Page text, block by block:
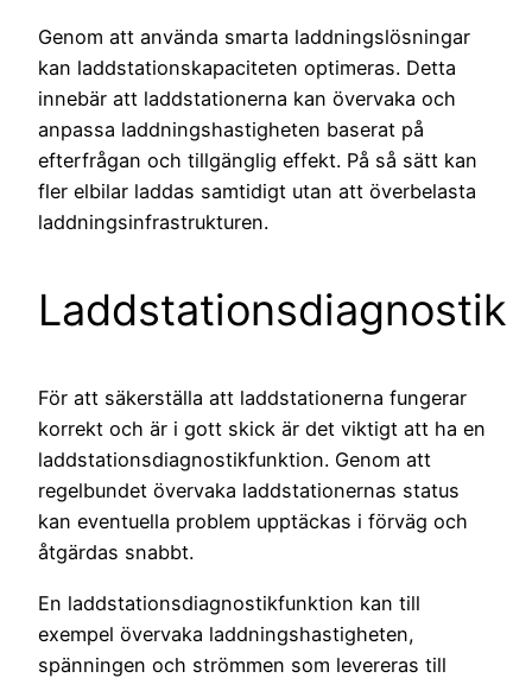
Genom att använda smarta laddningslösningar
kan laddstationskapaciteten optimeras. Detta
innebär att laddstationerna kan övervaka och
anpassa laddningshastigheten baserat på
efterfrågan och tillgänglig effekt. På så sätt kan
fler elbilar laddas samtidigt utan att överbelasta
laddningsinfrastrukturen.
Laddstationsdiagnostik
För att säkerställa att laddstationerna fungerar
korrekt och är i gott skick är det viktigt att ha en
laddstationsdiagnostikfunktion. Genom att
regelbundet övervaka laddstationernas status
kan eventuella problem upptäckas i förväg och
åtgärdas snabbt.
En laddstationsdiagnostikfunktion kan till
exempel övervaka laddningshastigheten,
spänningen och strömmen som levereras till